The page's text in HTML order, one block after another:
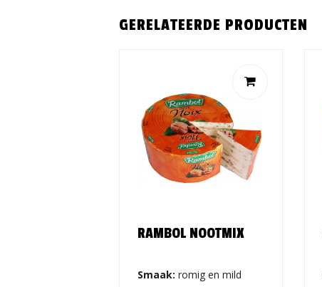
GERELATEERDE PRODUCTEN
RAMBOL NOOTMIX
Smaak: romig en mild